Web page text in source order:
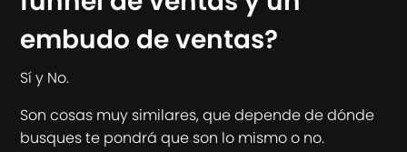
embudo de ventas?
Sí y No.
Son cosas muy similares, que depende de dónde
busques te pondrá que son lo mismo o no.